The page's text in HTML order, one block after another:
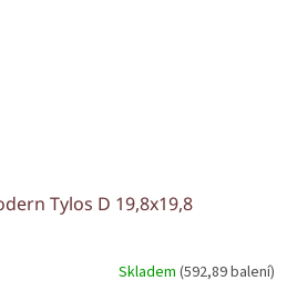
Tylos D 19,8x19,8
Skladem (592,89 balení)